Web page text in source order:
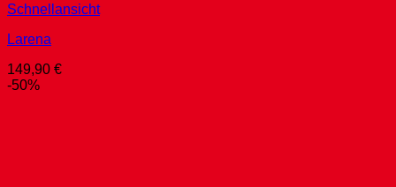
Schnellansicht
Larena
149,90 €
-50%